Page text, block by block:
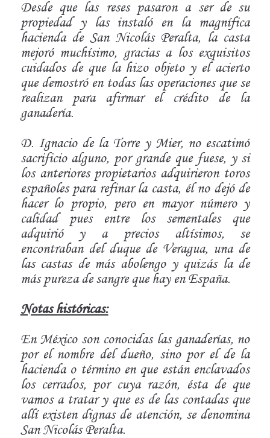
Desde que las reses pasaron a ser de su
propiedad y las instaló en la magnífica
hacienda de San Nicolás Peralta, la casta
mejoró muchísimo, gracias a los exquisitos
cuidados de que la hizo objeto y el acierto
que demostró en todas las operaciones que se
realizan para afirmar el crédito de la
ganadería.
D. Ignacio de la Torre y Mier, no escatimó
sacrificio alguno, por grande que fuese, y si
los anteriores propietarios adquirieron toros
españoles para refinar la casta, él no dejó de
hacer lo propio, pero en mayor número y
calidad pues entre los sementales que
adquirió y a precios altísimos, se
encontraban del duque de Veragua, una de
las castas de más abolengo y quizás la de
más pureza de sangre que hay en España.
Notas históricas:
En México son conocidas las ganaderías, no
por el nombre del dueño, sino por el de la
hacienda o término en que están enclavados
los cerrados, por cuya razón, ésta de que
vamos a tratar y que es de las contadas que
allí existen dignas de atención, se denomina
San Nicolás Peralta.